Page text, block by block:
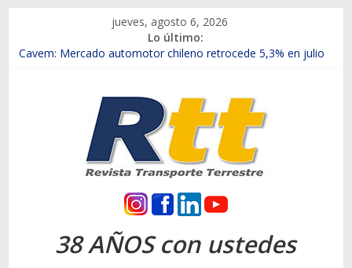
contenido
jueves, agosto 6, 2026
Lo último:
Chile es el primer mercado internacional en lanzar la nueva
Salfa suma vehículos electrificados de Chevrolet en el Biobío
Samex amplía su red con nuevas sucursales en Rancagua y
SINOTRUK Pick-ups presentó la recién estrenada Bolden en
la Expo Compras Públicas 2026
Revista
38 AÑOS con ustedes